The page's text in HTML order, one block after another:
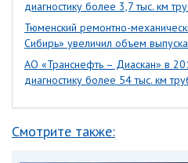
диагностику более 3,7 тыс. км
Тюменский ремонтно-
Сибирь» увеличил объем
АО «Транснефть – Диаскан» в
диагностику более 54 тыс. км
Смотрите также: